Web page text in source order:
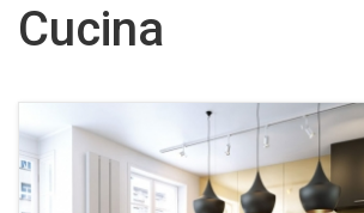
Cucina